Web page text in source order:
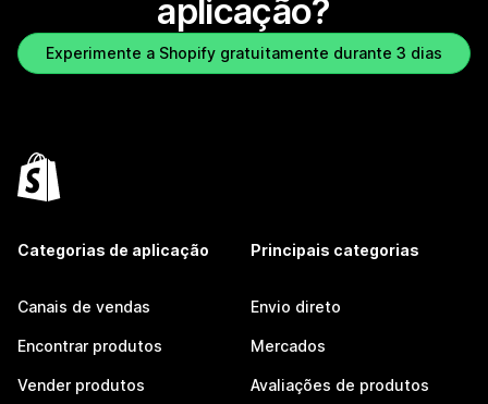
aplicação?
Experimente a Shopify gratuitamente durante 3 dias
Categorias de aplicação
Canais de vendas
Encontrar produtos
Vender produtos
Principais categorias
Envio direto
Mercados
Avaliações de produtos